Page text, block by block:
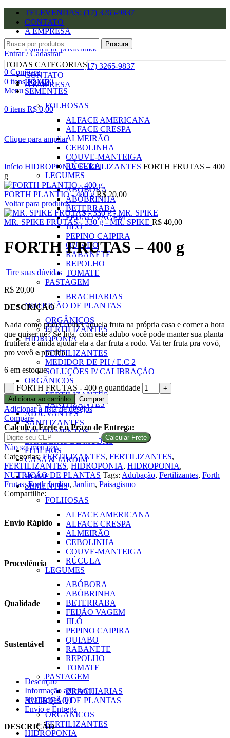
TELEVENDAS: (17) 3265-9837
CONTATO
A EMPRESA
Política de privacidade
TELEVENDAS: (17) 3265-9837
CONTATO
A EMPRESA
Procura
Entrar / Cadastrar
Lista de desejos
0 Compare
0 itens R$0,00
Menu
0 itens R$0,00
TODAS CATEGORIAS
HOME
SEMENTES
FOLHOSAS
ALFACE AMERICANA
ALFACE CRESPA
ALMEIRÃO
CEBOLINHA
COUVE-MANTEIGA
RÚCULA
LEGUMES
ABÓBORA
ABÓBRINHA
BETERRABA
FEIJÃO VAGEM
JILÓ
PEPINO CAIPIRA
QUIABO
RABANETE
REPOLHO
TOMATE
PASTAGEM
BRACHIARIAS
NUTRIÇÃO DE PLANTAS
ORGÂNICOS
FERTILIZANTES
HIDROPONIA
FERTILIZANTES
MEDIDOR DE PH / E.C 2
SOLUÇÕES P/ CALIBRAÇÃO
ORGÂNICOS
FERTILIZANTES
SANITIZANTES
ADJUVANTES
SANITIZANTES
EQUIPAMENTOS
BANDEJAS DE MUDAS
FITILHOS
CASA & JARDIM
HOME
SEMENTES
FOLHOSAS
ALFACE AMERICANA
ALFACE CRESPA
ALMEIRÃO
CEBOLINHA
COUVE-MANTEIGA
RÚCULA
LEGUMES
ABÓBORA
ABÓBRINHA
BETERRABA
FEIJÃO VAGEM
JILÓ
PEPINO CAIPIRA
QUIABO
RABANETE
REPOLHO
TOMATE
PASTAGEM
BRACHIARIAS
NUTRIÇÃO DE PLANTAS
ORGÂNICOS
FERTILIZANTES
HIDROPONIA
Clique para ampliar
Início HIDROPONIAFERTILIZANTES FORTH FRUTAS – 400
g
FORTH PLANTIO - 400 gR$20,00
Voltar para produtos
MR. SPIKE FRUTAS - 330 g - MR. SPIKE R$ 40,00
FORTH FRUTAS – 400 g
Tire suas dúvidas
R$ 20,00
DESCRIÇÃO
Nada como poder colher aquela fruta na própria casa e comer a hora
que quiser né? Se liga, com este adubo você pode manter sua planta
frutífera e ainda ajudar ela a dar fruta a rodo. Vai ter fruta pra vovó,
pro vovô e pra titia.
6 em estoque
FORTH FRUTAS - 400 g quantidade
Adicionar ao carrinho Comprar
Adicionar à lista de desejos
Compare
Calcule o Frete e o Prazo de Entrega:
Calcular Frete
Não sei meu cep
Categorias: FERTILIZANTES, FERTILIZANTES,
FERTILIZANTES, HIDROPONIA, HIDROPONIA,
NUTRIÇÃO DE PLANTAS Tags: Adubação, Fertilizantes, Forth
Frutas, Forth Jardim, Jardim, Paisagismo
Compartilhe:
Envio Rápido
Procedência
Qualidade
Sustentável
Descrição
Informação adicional
Avaliações (0)
Envio e Entrega
DESCRIÇÃO